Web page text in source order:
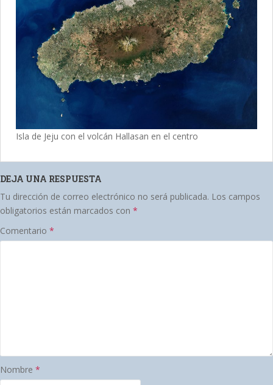
Isla de Jeju con el volcán Hallasan en el centro
DEJA UNA RESPUESTA
Tu dirección de correo electrónico no será publicada. Los campos
obligatorios están marcados con *
Comentario *
Nombre *